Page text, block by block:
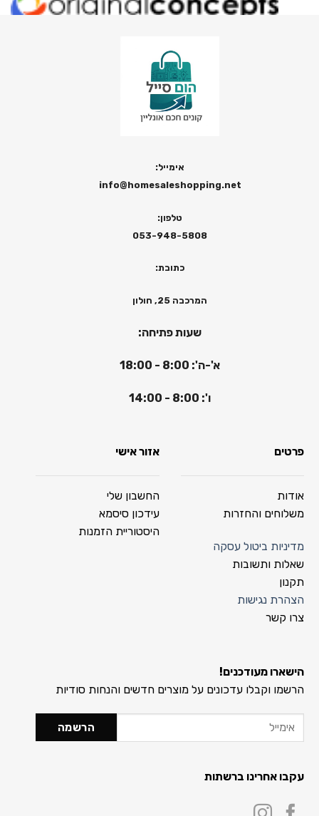
אימייל:
info@homesaleshopping.net
טלפון:
053-948-5808
כתובת:
המרכבה 25, חולון
שעות פתיחה:
א'-ה': 8:00 - 18:00
ו': 8:00 - 14:00
פרטים
אודות
משלוחים והחזרות
מדיניות ביטול עסקה
שאלות ותשובות
תקנון
הצהרת נגישות
צרו קשר
אזור אישי
החשבון שלי
עידכון סיסמא
היסטוריית הזמנות
הישארו מעודכנים!
הרשמו וקבלו עדכונים על מוצרים חדשים והנחות סודיות
עקבו אחרינו ברשתות